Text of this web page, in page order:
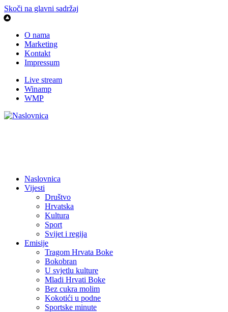
Skoči na glavni sadržaj
O nama
Marketing
Kontakt
Impressum
Live stream
Winamp
WMP
Naslovnica
Vijesti
Društvo
Hrvatska
Kultura
Sport
Svijet i regija
Emisije
Tragom Hrvata Boke
Bokobran
U svjetlu kulture
Mladi Hrvati Boke
Bez cukra molim
Kokotići u podne
Sportske minute